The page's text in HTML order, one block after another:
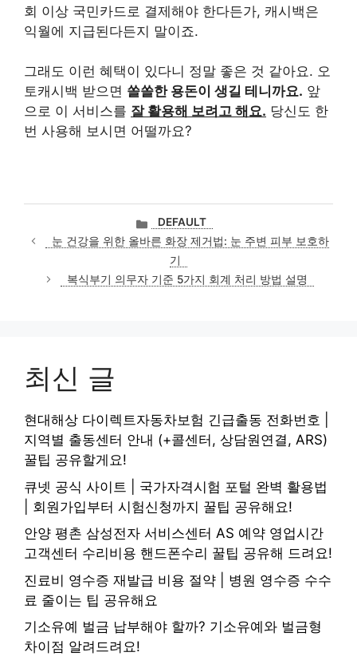
회 이상 국민카드로 결제해야 한다든가, 캐시백은
익월에 지급된다든지 말이죠.
그래도 이런 혜택이 있다니 정말 좋은 것 같아요. 오
토캐시백 받으면 쏠쏠한 용돈이 생길 테니까요. 앞
으로 이 서비스를 잘 활용해 보려고 해요. 당신도 한
번 사용해 보시면 어떨까요?
카
테
고
DEFAULT
눈 건강을 위한 올바른 화장 제거법: 눈 주변 피부 보호하
기
복식부기 의무자 기준 5가지 회계 처리 방법 설명
최신 글
현대해상 다이렉트자동차보험 긴급출동 전화번호 |
지역별 출동센터 안내 (+콜센터, 상담원연결, ARS)
꿀팁 공유할게요!
큐넷 공식 사이트 | 국가자격시험 포털 완벽 활용법
| 회원가입부터 시험신청까지 꿀팁 공유해요!
안양 평촌 삼성전자 서비스센터 AS 예약 영업시간
고객센터 수리비용 핸드폰수리 꿀팁 공유해 드려요!
진료비 영수증 재발급 비용 절약 | 병원 영수증 수수
료 줄이는 팁 공유해요
기소유예 벌금 납부해야 할까? 기소유예와 벌금형
차이점 알려드려요!